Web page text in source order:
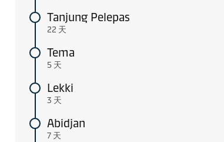
Tanjung Pelepas
22 天
Tema
5 天
Lekki
3 天
Abidjan
7 天